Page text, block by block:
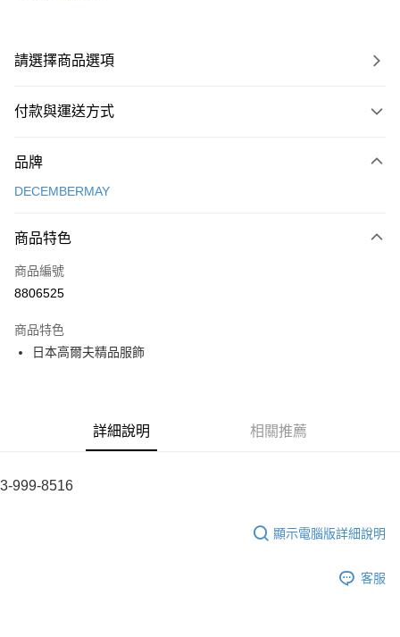
請選擇商品選項
付款與運送方式
信用卡一次付款
LINE Pay
全盈+PAY
全家取貨付款
每筆NT$60
品牌
DECEMBERMAY
商品特色
商品編號
8806525
商品特色
日本高爾夫精品服飾
詳細說明 相關推薦
3-999-8516
顯示電腦版詳細說明
客服